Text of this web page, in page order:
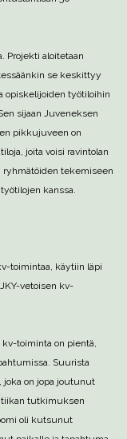
Projekti aloitetaan
se keskittyy
opiskelijoiden työtiloihin
sijaan Juveneksen
pikkujuveen on
joita voisi ravintolan
tekemiseen
kanssa.
toimintaa, käytiin läpi
vetoisen kv-
toiminta on pientä,
Suurista
joka on jopa joutunut
tutkimuksen
oli kutsunut